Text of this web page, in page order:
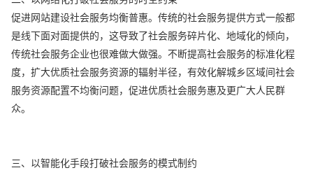
促进网站建设社会服务均衡普惠。传统的社会服务提供方式一般都
是线下面对面提供的，这导致了社会服务碎片化、地域化的倾向，
传统社会服务企业也很难做大做强。不断提高社会服务的标准化程
度，扩大优质社会服务资源的辐射半径，有效化解城乡区域间社会
服务资源配置不均衡问题，促进优质社会服务惠及更广大人民群
众。
三、以智能化手段打破社会服务的模式制约